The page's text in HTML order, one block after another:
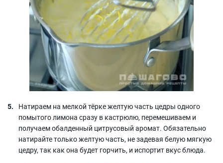
Натираем на мелкой тёрке желтую часть цедры одного
помытого лимона сразу в кастрюлю, перемешиваем и
получаем обалденный цитрусовый аромат. Обязательно
натирайте только желтую часть, не задевая белую мягкую
цедру, так как она будет горчить, и испортит вкус блюда.